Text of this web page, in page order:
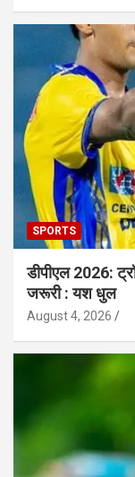
SPORTS
डीपीएल 2026:
जरूरी : यश धुल
August 4, 2026